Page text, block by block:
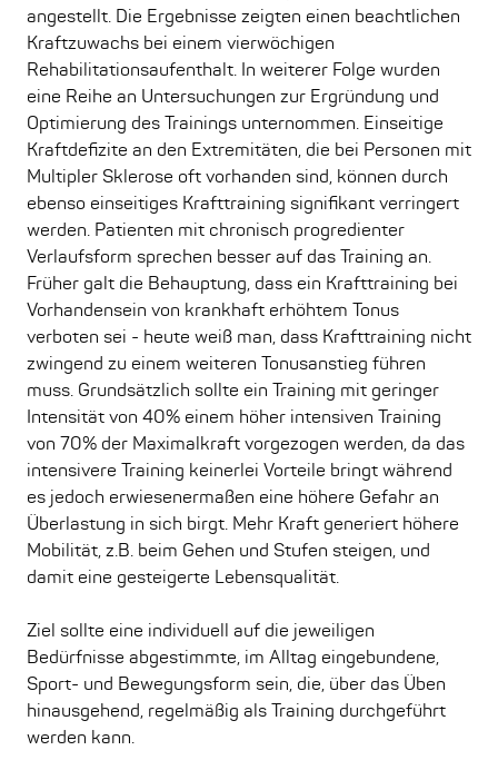
angestellt. Die Ergebnisse zeigten einen beachtlichen
Kraftzuwachs bei einem vierwöchigen
Rehabilitationsaufenthalt. In weiterer Folge wurden
eine Reihe an Untersuchungen zur Ergründung und
Optimierung des Trainings unternommen. Einseitige
Kraftdefizite an den Extremitäten, die bei Personen mit
Multipler Sklerose oft vorhanden sind, können durch
ebenso einseitiges Krafttraining signifikant verringert
werden. Patienten mit chronisch progredienter
Verlaufsform sprechen besser auf das Training an.
Früher galt die Behauptung, dass ein Krafttraining bei
Vorhandensein von krankhaft erhöhtem Tonus
verboten sei - heute weiß man, dass Krafttraining nicht
zwingend zu einem weiteren Tonusanstieg führen
muss. Grundsätzlich sollte ein Training mit geringer
Intensität von 40% einem höher intensiven Training
von 70% der Maximalkraft vorgezogen werden, da das
intensivere Training keinerlei Vorteile bringt während
es jedoch erwiesenermaßen eine höhere Gefahr an
Überlastung in sich birgt. Mehr Kraft generiert höhere
Mobilität, z.B. beim Gehen und Stufen steigen, und
damit eine gesteigerte Lebensqualität.
Ziel sollte eine individuell auf die jeweiligen
Bedürfnisse abgestimmte, im Alltag eingebundene,
Sport- und Bewegungsform sein, die, über das Üben
hinausgehend, regelmäßig als Training durchgeführt
werden kann.